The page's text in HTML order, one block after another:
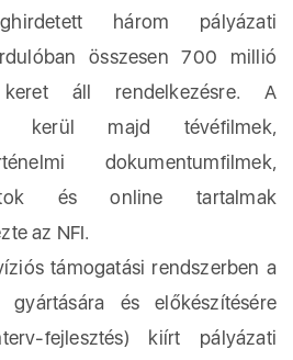
három pályázati
összesen 700 millió
áll rendelkezésre. A
kerül majd tévéfilmek,
dokumentumfilmek,
és online tartalmak
az NFI.
támogatási rendszerben a
és előkészítésére
fejlesztés) kiírt pályázati